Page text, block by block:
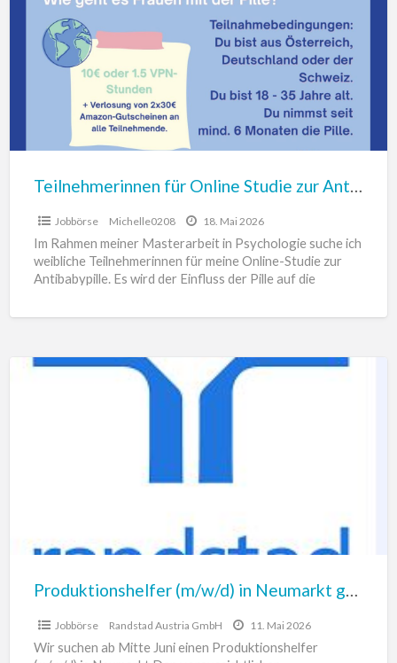
Online
Studie
Antibabypille
Entlohnung
Teilnehmerinnen für Online Studie zur Antibabypille – 10Euro Entlohnung
Jobbörse Michelle0208 18. Mai 2026
Im Rahmen meiner Masterarbeit in Psychologie suche ich
weibliche Teilnehmerinnen für meine Online-Studie zur
Antibabypille. Es wird der Einfluss der Pille auf die
Produktionshelfer
Produktionshelfer (m/w/d) in Neumarkt gesucht
Jobbörse Randstad Austria GmbH 11. Mai 2026
Wir suchen ab Mitte Juni einen Produktionshelfer